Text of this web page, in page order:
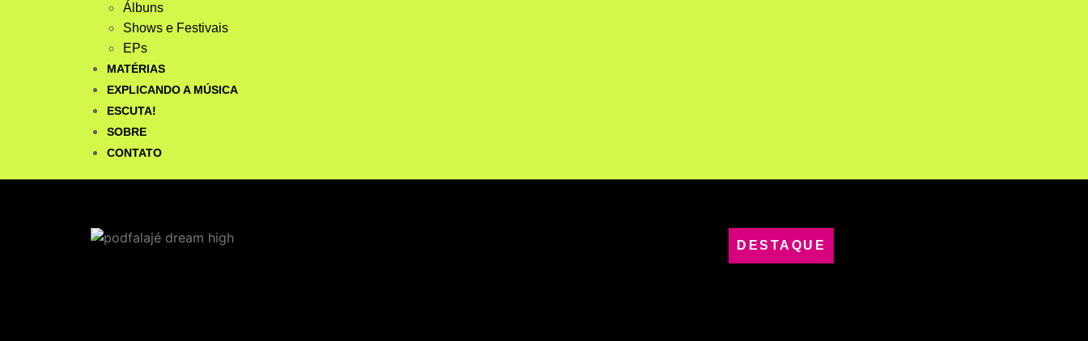
Álbuns
Shows e Festivais
EPs
MATÉRIAS
EXPLICANDO A MÚSICA
ESCUTA!
SOBRE
CONTATO
DESTAQUE